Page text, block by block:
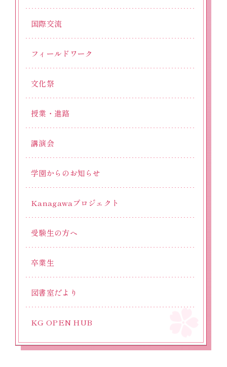
国際交流
フィールドワーク
文化祭
授業・進路
講演会
学園からのお知らせ
Kanagawaプロジェクト
受験生の方へ
卒業生
図書室だより
KG OPEN HUB